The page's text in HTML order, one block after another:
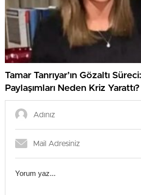
Tamar Tanrıyar’ın Gözaltı
Paylaşımları Neden Kriz Yarattı?